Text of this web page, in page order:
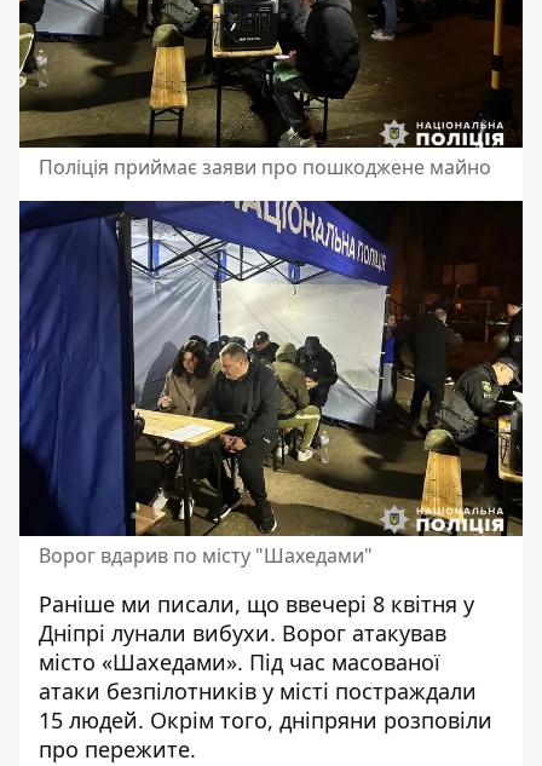
Поліція приймає заяви про пошкоджене майно
Ворог вдарив по місту "Шахедами"
Раніше ми писали, що ввечері 8 квітня у
Дніпрі лунали вибухи. Ворог атакував
місто «Шахедами». Під час масованої
атаки безпілотників у місті постраждали
15 людей. Окрім того, дніпряни розповіли
про пережите.